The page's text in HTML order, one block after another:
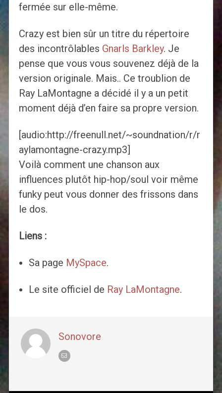
fermée sur elle-même.
Crazy est bien sûr un titre du répertoire
des incontrôlables Gnarls Barkley. Je
pense que vous vous souvenez déjà de la
version originale. Mais.. Ce troublion de
Ray LaMontagne a décidé il y a un petit
moment déjà d’en faire sa propre version.
[audio:http://freenull.net/~soundnation/r/r
aylamontagne-crazy.mp3]
Voilà comment une chanson aux
influences plutôt hip-hop/soul voir même
funky peut vous donner des frissons dans
le dos.
Liens :
Sa page MySpace.
Le site officiel de Ray LaMontagne.
Sonovore